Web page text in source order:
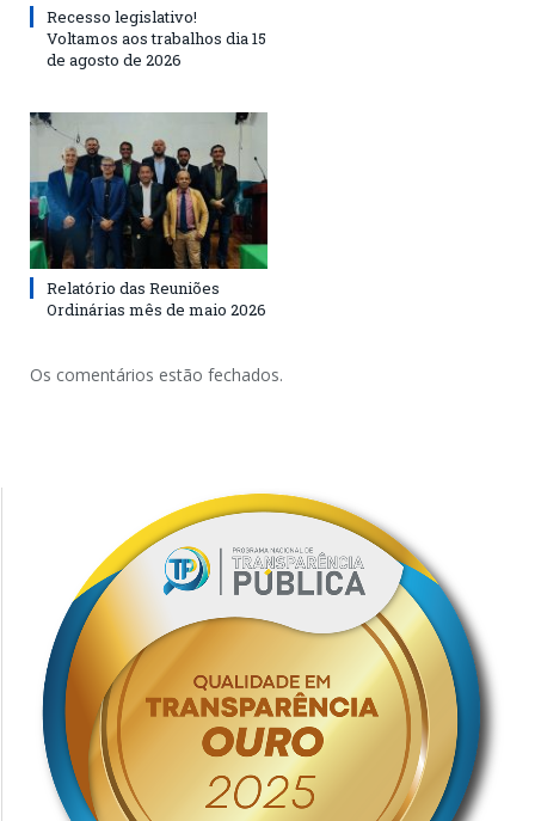
Recesso legislativo!
Voltamos aos trabalhos dia 15
de agosto de 2026
Relatório das Reuniões
Ordinárias mês de maio 2026
Os comentários estão fechados.